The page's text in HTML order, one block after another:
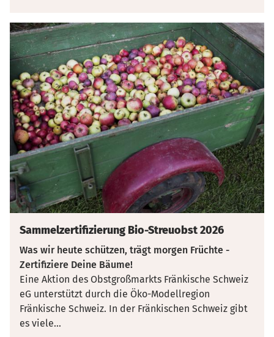
Sammelzertifizierung Bio-Streuobst 2026
Was wir heute schützen, trägt morgen Früchte -
Zertifiziere Deine Bäume!
Eine Aktion des Obstgroßmarkts Fränkische Schweiz
eG unterstützt durch die Öko-Modellregion
Fränkische Schweiz. In der Fränkischen Schweiz gibt
es viele...